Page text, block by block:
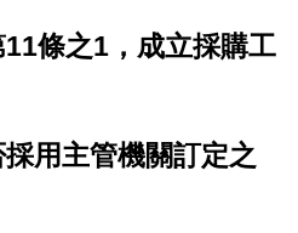
條之1，成立採購工
用主管機關訂定之